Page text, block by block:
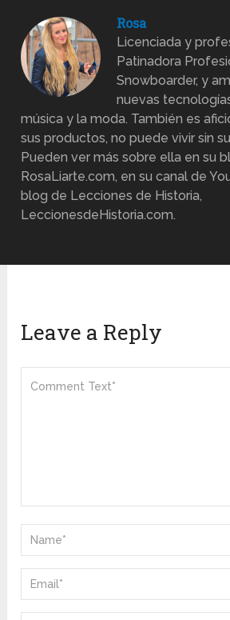
Rosa
Licenciada y
Patinadora
Snowboarder, y
nuevas
música y la moda. También es
sus productos, no puede vivir sin
Pueden ver más sobre ella en su
RosaLiarte.com, en su canal de
blog de Lecciones de Historia,
LeccionesdeHistoria.com.
Leave a Reply